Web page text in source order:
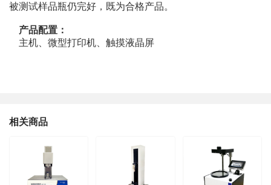
被测试样品瓶仍完好，既为合格产品。
产品配置：
主机、微型打印机、触摸液晶屏
相关商品